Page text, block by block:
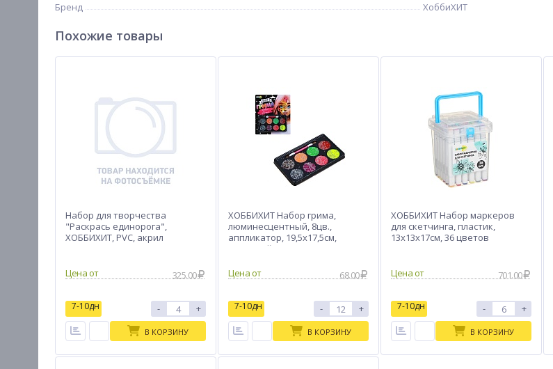
Бренд
ХоббиХИТ
Похожие товары
Набор для творчества
"Раскрась единорога",
ХОББИХИТ, PVC, акрил
Цена от 325.00
7-10дн - +
В КОРЗИНУ
ХОББИХИТ Набор грима,
люминесцентный, 8цв.,
аппликатор, 19,5х17,5см,
масляный грим, пластик
Цена от
68.00
7-10дн - +
В КОРЗИНУ
ХОББИХИТ Набор маркеров
для скетчинга, пластик,
13х13х17см, 36 цветов
Цена от 701.00
7-10дн - +
В КОРЗИНУ